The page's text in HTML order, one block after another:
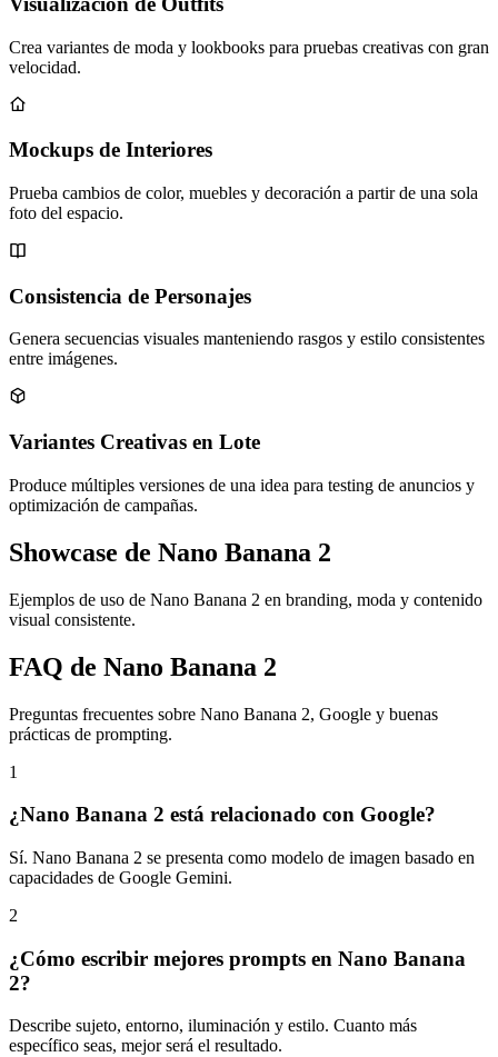
Crea variantes de moda y lookbooks para pruebas creativas con gran
velocidad.
Mockups de Interiores
Prueba cambios de color, muebles y decoración a partir de una sola
foto del espacio.
Consistencia de Personajes
Genera secuencias visuales manteniendo rasgos y estilo consistentes
entre imágenes.
Variantes Creativas en Lote
Produce múltiples versiones de una idea para testing de anuncios y
optimización de campañas.
Showcase de Nano Banana 2
Ejemplos de uso de Nano Banana 2 en branding, moda y contenido
visual consistente.
FAQ de Nano Banana 2
Preguntas frecuentes sobre Nano Banana 2, Google y buenas
prácticas de prompting.
1
¿Nano Banana 2 está relacionado con Google?
Sí. Nano Banana 2 se presenta como modelo de imagen basado en
capacidades de Google Gemini.
2
¿Cómo escribir mejores prompts en Nano Banana
2?
Describe sujeto, entorno, iluminación y estilo. Cuanto más
específico seas, mejor será el resultado.